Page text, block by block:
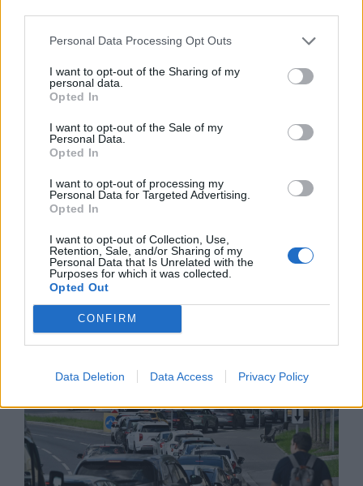
Personal Data Processing Opt Outs
I want to opt-out of the Sharing of my
personal data.
Opted In
I want to opt-out of the Sale of my
Personal Data.
Opted In
I want to opt-out of processing my
Personal Data for Targeted Advertising.
Opted In
I want to opt-out of Collection, Use,
Retention, Sale, and/or Sharing of my
Personal Data that Is Unrelated with the
Purposes for which it was collected.
Opted Out
CONFIRM
Data Deletion Data Access Privacy Policy
Белият дом спира проекти за
възобновяема енергия в САЩ
07.08.2026 / 18:00